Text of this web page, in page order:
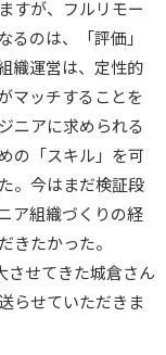
すが、フルリモー
るのは、「評価」
織運営は、定性的
マッチすることを
ニアに求められる
の「スキル」を可
。今はまだ検証段
ア組織づくりの経
きたかった。
させてきた城倉さん
らせていただきま